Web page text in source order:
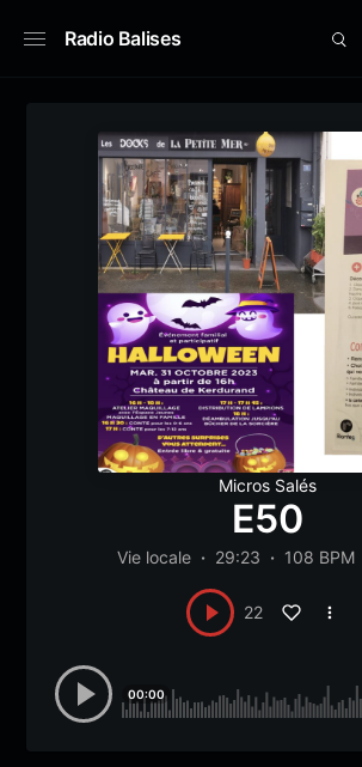
Radio Balises
Micros Salés
E50
Vie locale 29:23 108 BPM
22
00:00